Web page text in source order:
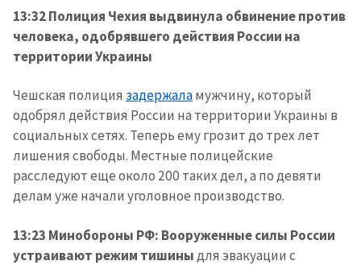
13:32 Полиция Чехия выдвинула обвинение против
человека, одобрявшего действия России на
территории Украины
Чешская полиция задержаламужчину, который
одобрял действия России на территории Украины в
социальных сетях. Теперь ему грозит до трех лет
лишения свободы. Местные полицейские
расследуют еще около 200 таких дел, а по девяти
делам уже начали уголовное производство.
13:23 Минобороны РФ: Вооруженные силы России
устраивают режим тишиныдля эвакуации с